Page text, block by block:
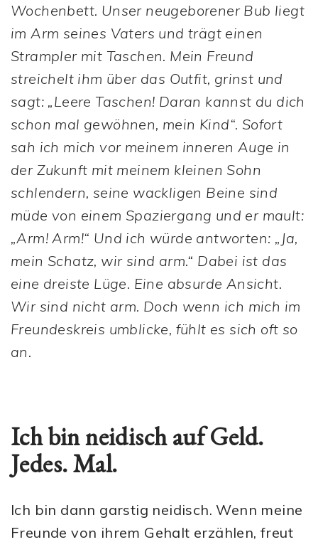
Wochenbett. Unser neugeborener Bub liegt
im Arm seines Vaters und trägt einen
Strampler mit Taschen. Mein Freund
streichelt ihm über das Outfit, grinst und
sagt: „Leere Taschen! Daran kannst du dich
schon mal gewöhnen, mein Kind“. Sofort
sah ich mich vor meinem inneren Auge in
der Zukunft mit meinem kleinen Sohn
schlendern, seine wackligen Beine sind
müde von einem Spaziergang und er mault:
„Arm! Arm!“ Und ich würde antworten: „Ja,
mein Schatz, wir sind arm.“ Dabei ist das
eine dreiste Lüge. Eine absurde Ansicht.
Wir sind nicht arm. Doch wenn ich mich im
Freundeskreis umblicke, fühlt es sich oft so
an.
Ich bin neidisch auf Geld.
Jedes. Mal.
Ich bin dann garstig neidisch. Wenn meine
Freunde von ihrem Gehalt erzählen, freut